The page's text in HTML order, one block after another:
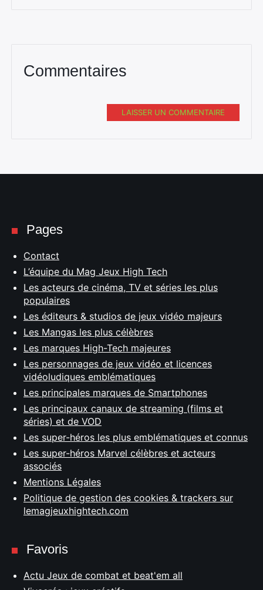
Commentaires
LAISSER UN COMMENTAIRE
Pages
Contact
L’équipe du Mag Jeux High Tech
Les acteurs de cinéma, TV et séries les plus
populaires
Les éditeurs & studios de jeux vidéo majeurs
Les Mangas les plus célèbres
Les marques High-Tech majeures
Les personnages de jeux vidéo et licences
vidéoludiques emblématiques
Les principales marques de Smartphones
Les principaux canaux de streaming (films et
séries) et de VOD
Les super-héros les plus emblématiques et connus
Les super-héros Marvel célèbres et acteurs
associés
Mentions Légales
Politique de gestion des cookies & trackers sur
lemagjeuxhightech.com
Favoris
Actu Jeux de combat et beat'em all